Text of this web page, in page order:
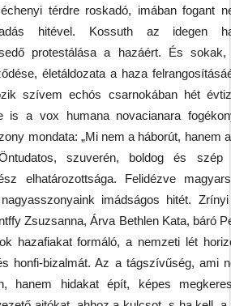
térdre roskadó, imában fogant
hitével. Kossuth az idegen
protestálása a hazáért. És sokak,
életáldozata a haza
szívem echós csarnokában hét
is a vox humana novacianara
mondata: „Mi nem a háborút, hanem
szuverén, boldog és szép
elhatározottsága. Felidézve
imádságos hitét.
Zsuzsanna, Árva Bethlen Kata, báró
hazafiakat formáló, a nemzeti lét
honfi-bizalmát. Az a tágszívűség, ami
hanem hidakat épít, képes